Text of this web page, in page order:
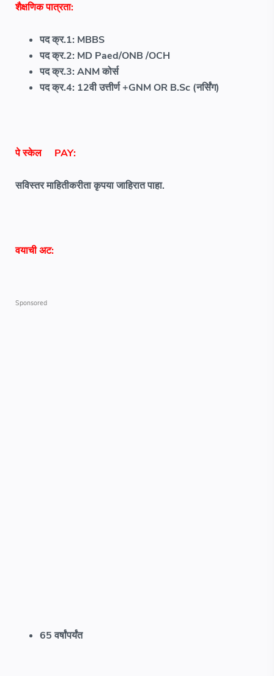
शैक्षणिक पात्रता:
पद क्र.1: MBBS
पद क्र.2: MD Paed/ONB /OCH
पद क्र.3: ANM कोर्स
पद क्र.4: 12वी उत्तीर्ण +GNM OR B.Sc (नर्सिंग)
पे स्केल PAY:
सविस्तर माहितीकरीता कृपया जाहिरात पाहा.
वयाची अट:
65 वर्षांपर्यंत